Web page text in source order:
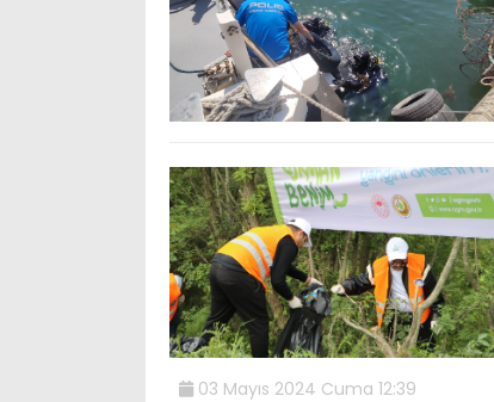
03 Mayıs 2024 Cuma 12:39